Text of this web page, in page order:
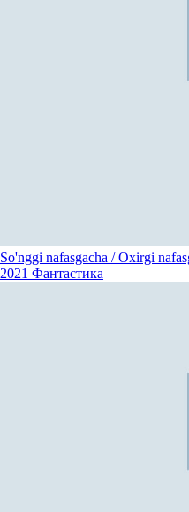
So'nggi nafasgacha / Oxirgi
2021 Фантастика